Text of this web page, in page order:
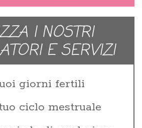
I NOSTRI
E SERVIZI
giorni fertili
ciclo mestruale